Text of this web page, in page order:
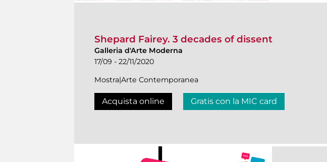
Shepard Fairey. 3 decades of dissent
Galleria d'Arte Moderna
17/09 - 22/11/2020
Mostra|Arte Contemporanea
Acquista online Gratis con la MIC card